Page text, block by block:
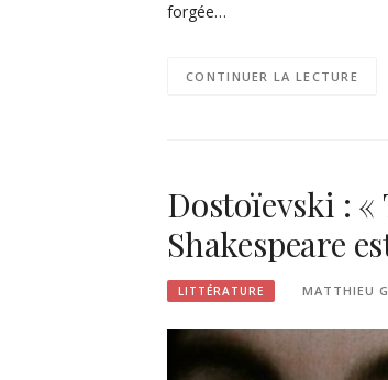
forgée…
CONTINUER LA LECTURE
Dostoïevski : «
Shakespeare
LITTÉRATURE MATTHIEU